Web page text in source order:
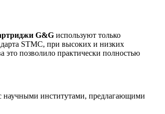
G&G используют только
STMC, при высоких и низких
это позволило практически полностью
научными институтами, предлагающими